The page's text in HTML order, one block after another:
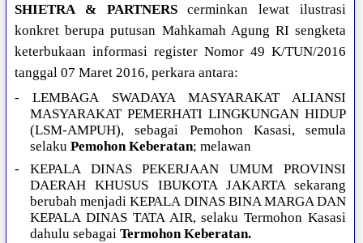
SHIETRA & PARTNERScerminkan lewat ilustrasi
konkret berupa putusan Mahkamah Agung RI sengketa
keterbukaan informasi register Nomor 49 K/TUN/2016
tanggal 07 Maret 2016, perkara antara:
- LEMBAGA SWADAYA MASYARAKAT ALIANSI
MASYARAKAT PEMERHATI LINGKUNGAN HIDUP
(LSM-AMPUH), sebagai Pemohon Kasasi, semula
selakuPemohon Keberatan; melawan
- KEPALA DINAS PEKERJAAN UMUM PROVINSI
DAERAH KHUSUS IBUKOTA JAKARTA sekarang
berubah menjadi KEPALA DINAS BINA MARGA DAN
KEPALA DINAS TATA AIR, selaku Termohon Kasasi
dahulu sebagaiTermohon Keberatan.